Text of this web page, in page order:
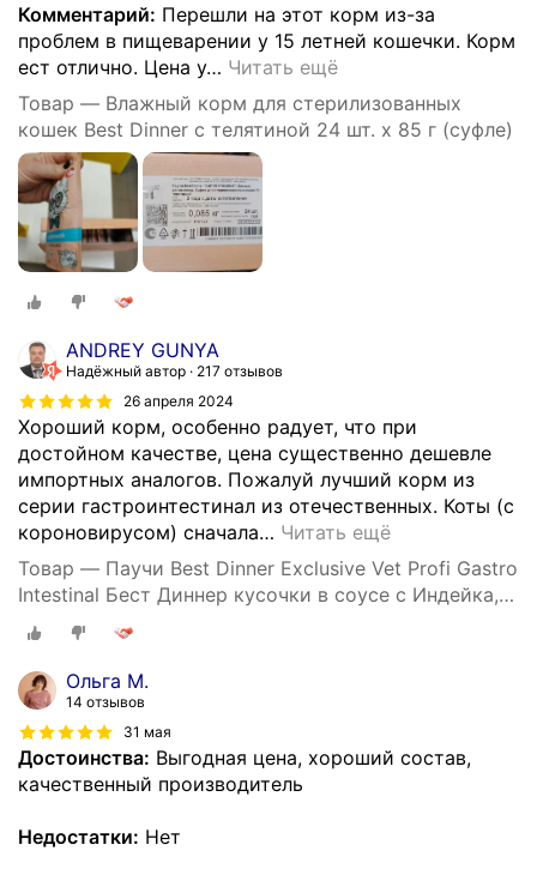
Комментарий: Перешли на этот корм из-за
проблем в пищеварении у 15 летней кошечки. Корм
ест отлично. Цена у… Читать ещё
Товар — Влажный корм для стерилизованных
кошек Best Dinner с телятиной 24 шт. х 85 г (суфле)
ANDREY GUNYA
Надёжный автор
217 отзывов
26 апреля 2024
Хороший корм, особенно радует, что при
достойном качестве, цена существенно дешевле
импортных аналогов. Пожалуй лучший корм из
серии гастроинтестинал из отечественных. Коты (с
короновирусом) сначала… Читать ещё
Товар — Паучи Best Dinner Exclusive Vet Profi Gastro
Intestinal Бест Диннер кусочки в соусе с Индейка,
24шт по 85г
Ольга М.
14 отзывов
31 мая
Достоинства: Выгодная цена, хороший состав,
качественный производитель
Недостатки: Нет